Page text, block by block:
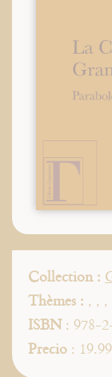
Collection :
Thèmes : , , ,
ISBN: 978-
Precio :